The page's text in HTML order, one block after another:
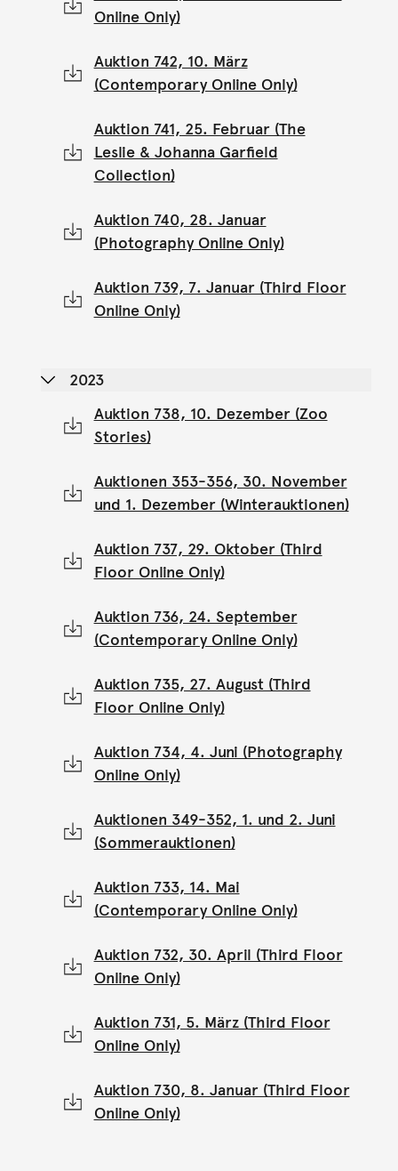
Online Only)
Auktion 742, 10. März
(Contemporary Online Only)
Auktion 741, 25. Februar (The
Leslie & Johanna Garfield
Collection)
Auktion 740, 28. Januar
(Photography Online Only)
Auktion 739, 7. Januar (Third Floor
Online Only)
2023
Auktion 738, 10. Dezember (Zoo
Stories)
Auktionen 353-356, 30. November
und 1. Dezember (Winterauktionen)
Auktion 737, 29. Oktober (Third
Floor Online Only)
Auktion 736, 24. September
(Contemporary Online Only)
Auktion 735, 27. August (Third
Floor Online Only)
Auktion 734, 4. Juni (Photography
Online Only)
Auktionen 349-352, 1. und 2. Juni
(Sommerauktionen)
Auktion 733, 14. Mai
(Contemporary Online Only)
Auktion 732, 30. April (Third Floor
Online Only)
Auktion 731, 5. März (Third Floor
Online Only)
Auktion 730, 8. Januar (Third Floor
Online Only)